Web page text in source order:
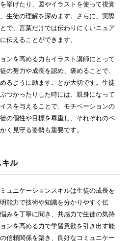
挙げたり、図やイラストを使って視覚
生徒の理解を深めます。さらに、実際
で、言葉だけでは伝わりにくいニュア
伝えることができます。
ンを高める力もイラスト講師にとって
の努力や成長を認め、褒めることで、
るように励ますことが大切です。生徒
つかったりした時には、親身になって
スを与えることで、モチベーションの
の個性や目標を尊重し、それぞれのペ
く見守る姿勢も重要です。
キル
ュニケーションスキルは生徒の成長を
能力で技術や知識を分かりやすく伝
みを丁寧に聞き、共感力で生徒の気持
ンを高める力で学習意欲を引き出す能
信頼関係を築き、良好なコミュニケー